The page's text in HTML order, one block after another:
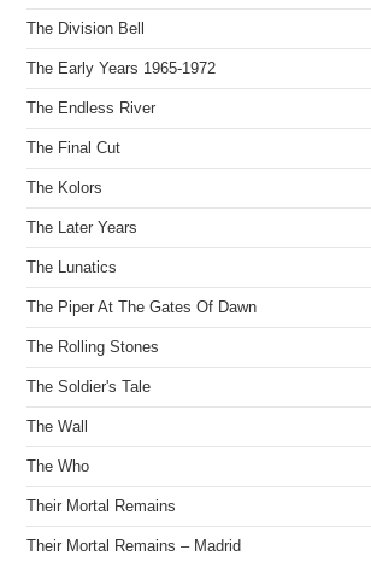
The Division Bell
The Early Years 1965-1972
The Endless River
The Final Cut
The Kolors
The Later Years
The Lunatics
The Piper At The Gates Of Dawn
The Rolling Stones
The Soldier's Tale
The Wall
The Who
Their Mortal Remains
Their Mortal Remains – Madrid